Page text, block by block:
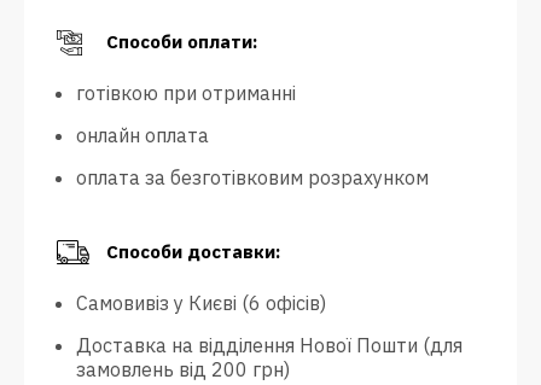
Способи оплати:
готівкою при отриманні
онлайн оплата
оплата за безготівковим розрахунком
Способи доставки:
Самовивіз у Києві (6 офісів)
Доставка на відділення Нової Пошти (для
замовлень від 200 грн)